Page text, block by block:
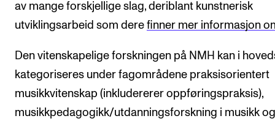
Refusjon av utlegg
VERKTØY OG HJELP
IT og digitale tjenester
Canvas
Innkjøp og økonomi
av mange forskjellige slag, deriblant kunstnerisk
utviklingsarbeid som dere finner mer informasjon
Den vitenskapelige forskningen på NMH kan i
kategoriseres under fagområdene praksisorientert
musikkvitenskap (inkludererer oppføringspraksis),
musikkpedagogikk/utdanningsforskning i musikk og